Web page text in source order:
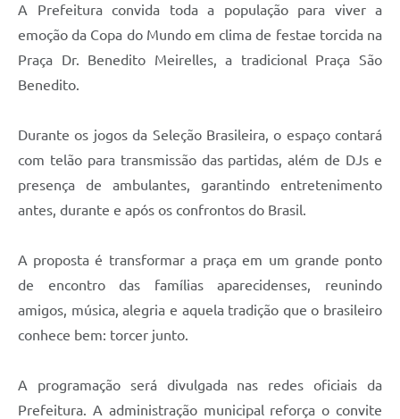
Notícias
Contato
A Prefeitura convida toda a população para viver a
emoção da Copa do Mundo em clima de festae torcida na
Praça Dr. Benedito Meirelles, a tradicional Praça São
Benedito.
Durante os jogos da Seleção Brasileira, o espaço contará
com telão para transmissão das partidas, além de DJs e
presença de ambulantes, garantindo entretenimento
antes, durante e após os confrontos do Brasil.
A proposta é transformar a praça em um grande ponto
de encontro das famílias aparecidenses, reunindo
amigos, música, alegria e aquela tradição que o brasileiro
conhece bem: torcer junto.
A programação será divulgada nas redes oficiais da
Prefeitura. A administração municipal reforça o convite